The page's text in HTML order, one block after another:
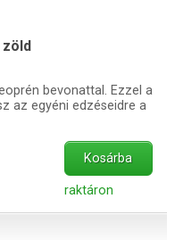
zöld
bevonattal. Ezzel a
az egyéni edzéseidre a
Kosárba
raktáron